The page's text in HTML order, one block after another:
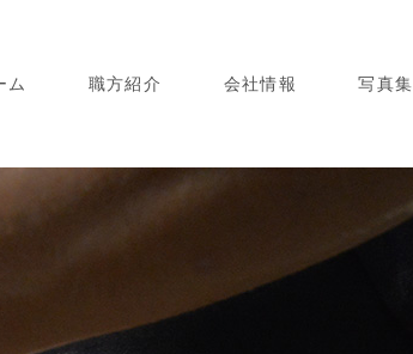
ム 職方紹介 会社情報 写真集